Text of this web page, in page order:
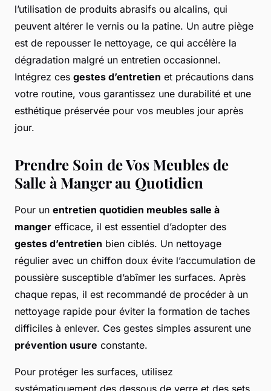
l’utilisation de produits abrasifs ou alcalins, qui
peuvent altérer le vernis ou la patine. Un autre piège
est de repousser le nettoyage, ce qui accélère la
dégradation malgré un entretien occasionnel.
Intégrez ces gestes d’entretien et précautions dans
votre routine, vous garantissez une durabilité et une
esthétique préservée pour vos meubles jour après
jour.
Prendre Soin de Vos Meubles de
Salle à Manger au Quotidien
Pour un entretien quotidien meubles salle à
manger efficace, il est essentiel d’adopter des
gestes d’entretien bien ciblés. Un nettoyage
régulier avec un chiffon doux évite l’accumulation de
poussière susceptible d’abîmer les surfaces. Après
chaque repas, il est recommandé de procéder à un
nettoyage rapide pour éviter la formation de taches
difficiles à enlever. Ces gestes simples assurent une
prévention usure constante.
Pour protéger les surfaces, utilisez